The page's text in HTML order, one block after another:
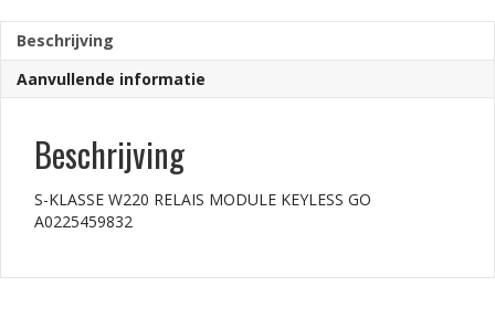
Beschrijving
Aanvullende informatie
Beschrijving
S-KLASSE W220 RELAIS MODULE KEYLESS GO
A0225459832